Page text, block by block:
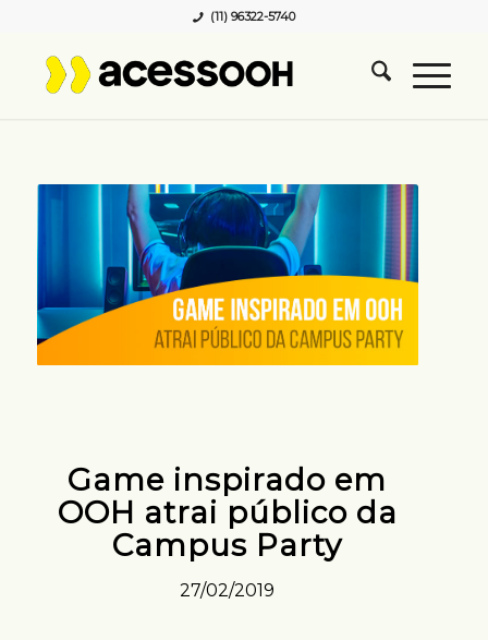
(11) 96322-5740
Game inspirado em
OOH atrai público da
Campus Party
27/02/2019